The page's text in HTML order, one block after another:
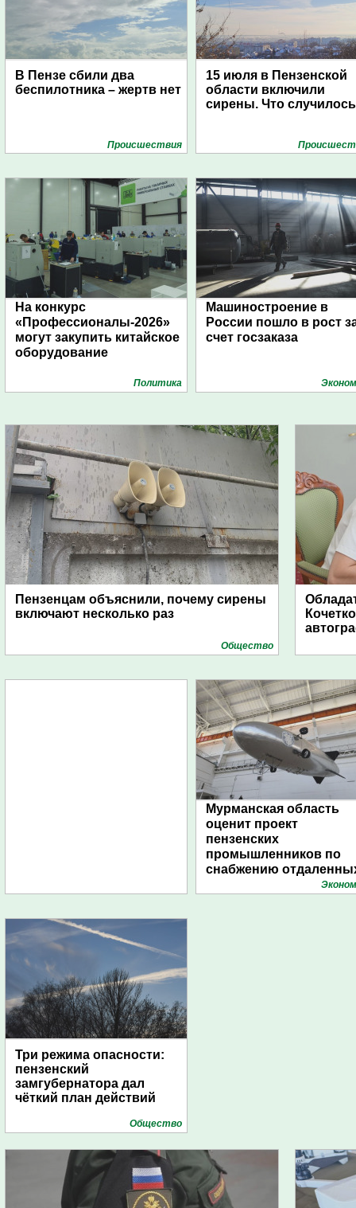
В Пензе сбили два
беспилотника – жертв нет
Проиcшествия
15 июля в Пензенской
области включили
сирены. Что
На конкурс
«Профессионалы-2026»
могут закупить китайское
оборудование
Политика
Машиностроение в
России пошло в рост
счет госзаказа
Пензенцам объяснили, почему сирены
включают несколько раз
Общество
Мурманская область
оценит проект
пензенских
промышленников по
снабжению
поселений с помощью
Три режима опасности:
пензенский
замгубернатора дал
чёткий план действий
Общество